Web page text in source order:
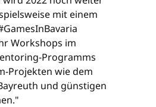
mit einem
Workshops im
Programms
Projekten wie dem
und günstigen